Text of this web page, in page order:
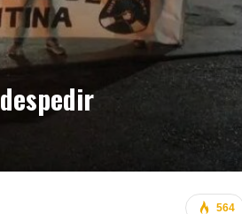
564